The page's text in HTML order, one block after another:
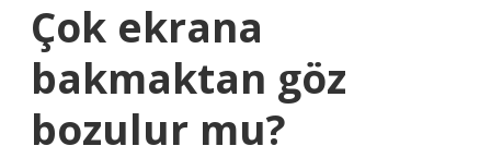
Çok ekrana
bakmaktan göz
bozulur mu?